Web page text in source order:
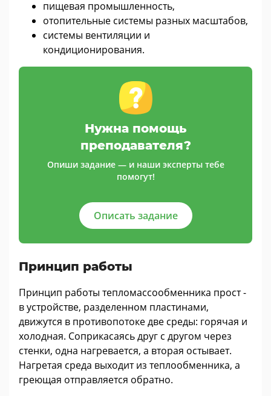
пищевая промышленность,
отопительные системы разных масштабов,
системы вентиляции и
кондиционирования.
Нужна помощь
преподавателя?
Опиши задание — и наши эксперты тебе
помогут!
Описать задание
Принцип работы
Принцип работы тепломассообменника прост -
в устройстве, разделенном пластинами,
движутся в противопотоке две среды: горячая и
холодная. Соприкасаясь друг с другом через
стенки, одна нагревается, а вторая остывает.
Нагретая среда выходит из теплообменника, а
греющая отправляется обратно.